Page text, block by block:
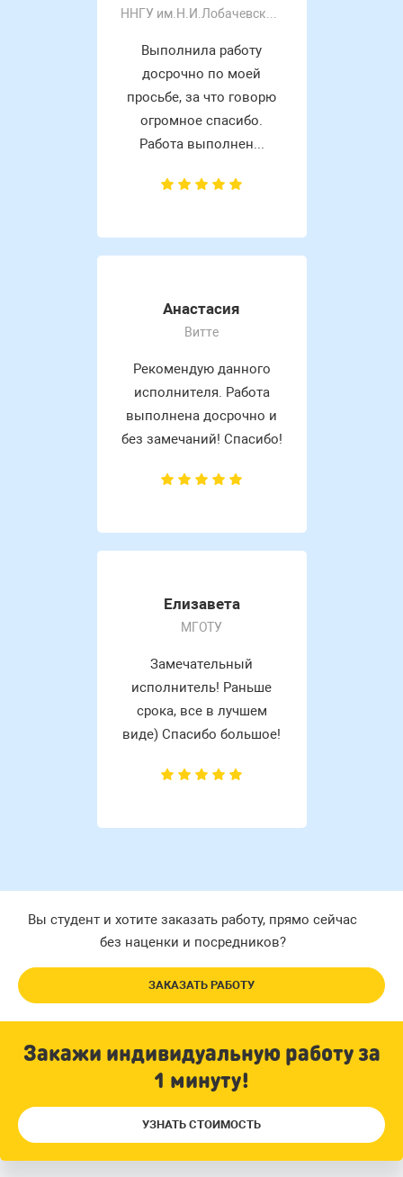
Выполнила работу
досрочно по моей
просьбе, за что говорю
огромное спасибо.
Работа выполнен...
Анастасия
Витте
Рекомендую данного
исполнителя. Работа
выполнена досрочно и
без замечаний! Спасибо!
Елизавета
МГОТУ
Замечательный
исполнитель! Раньше
срока, все в лучшем
виде) Спасибо большое!
Вы студент и хотите заказать работу, прямо сейчас
без наценки и посредников?
ЗАКАЗАТЬ РАБОТУ
Закажи индивидуальную работу за
1 минуту!
УЗНАТЬ СТОИМОСТЬ